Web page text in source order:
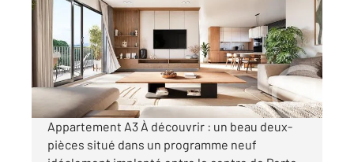
Ref : 1107
Appartement F2 à vendre
350 000 €
Visiter le site dédié
Appartement A3 À découvrir : un beau deux-
pièces situé dans un programme neuf